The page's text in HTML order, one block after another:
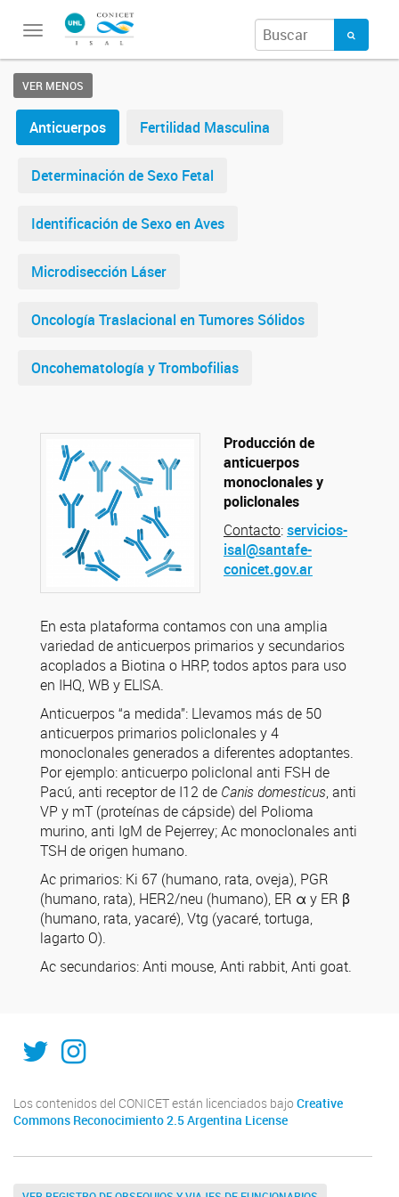
Toggle
VER MENOS
Anticuerpos Fertilidad Masculina
Determinación de Sexo Fetal
Identificación de Sexo en Aves
Microdisección Láser
Oncología Traslacional en Tumores Sólidos
Oncohematología y Trombofilias
Producción de
anticuerpos
monoclonales y
policlonales
Contacto:servicios-
isal@santafe-
conicet.gov.ar
En esta plataforma contamos con una amplia
variedad de anticuerpos primarios y secundarios
acoplados a Biotina o HRP, todos aptos para uso
en IHQ, WB y ELISA.
Anticuerpos “a medida”: Llevamos más de 50
anticuerpos primarios policlonales y 4
monoclonales generados a diferentes adoptantes.
Por ejemplo: anticuerpo policlonal anti FSH de
Pacú, anti receptor de I12 de Canis domesticus, anti
VP y mT (proteínas de cápside) del Polioma
murino, anti IgM de Pejerrey; Ac monoclonales anti
TSH de origen humano.
Ac primarios: Ki 67 (humano, rata, oveja), PGR
(humano, rata), HER2/neu (humano), ER α y ER β
(humano, rata, yacaré), Vtg (yacaré, tortuga,
lagarto O).
Ac secundarios: Anti mouse, Anti rabbit, Anti goat.
@ISAL_sfe
@isal_sfe
Los contenidos del CONICET están licenciados bajo Creative
Commons Reconocimiento 2.5 Argentina License